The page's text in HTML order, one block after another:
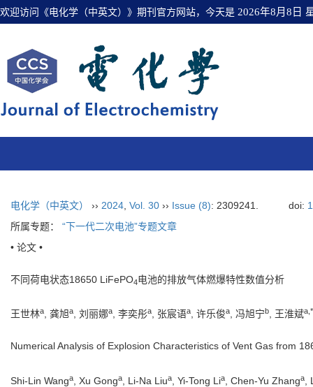
欢迎访问《电化学（中英文）》期刊官方网站，今天是 2026年8月8日
电化学（中英文） ›› 2024 Vol. 30 ›› Issue (8): 2309241. doi:
所属专题： “下一代二次电池”专题文章
• 论文 •
不同荷电状态18650 LiFePO4电池的排放气体燃爆特性数值分析
王世林a, 龚旭a, 刘丽娜a, 李奕彤a, 张宸语a, 许乐俊a, 冯旭宁b, 王淮斌a *
Numerical Analysis of Explosion Characteristics of Vent Gas from
Shi-Lin Wanga , Xu Gonga , Li-Na Liua , Yi-Tong Lia , Chen-Yu Zhanga